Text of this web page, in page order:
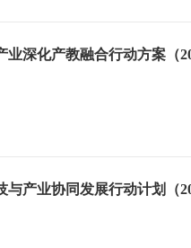
业深化产教融合行动方案（
产业协同发展行动计划（